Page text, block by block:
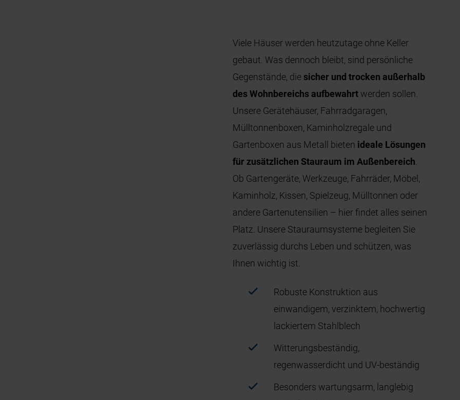
Viele Häuser werden heutzutage ohne Keller
gebaut. Was dennoch bleibt, sind persönliche
Gegenstände, die sicher und trocken außerhalb
des Wohnbereichs aufbewahrt werden sollen.
Unsere Gerätehäuser, Fahrradgaragen,
Mülltonnenboxen, Kaminholzregale und
Gartenboxen aus Metall bieten ideale Lösungen
für zusätzlichen Stauraum im Außenbereich
Ob Gartengeräte, Werkzeuge, Fahrräder, Möbel,
Kaminholz, Kissen, Spielzeug, Mülltonnen oder
andere Gartenutensilien – hier findet alles seinen
Platz. Unsere Stauraumsysteme begleiten Sie
zuverlässig durchs Leben und schützen, was
Ihnen wichtig ist.
Robuste Konstruktion aus
einwandigem, verzinktem, hochwertig
lackiertem Stahlblech
Witterungsbeständig,
regenwasserdicht und UV-beständig
Besonders wartungsarm, langlebig